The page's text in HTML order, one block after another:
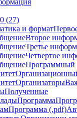
(27)
и формат
Второе
Третье
Четвертое
Программный
Организаторы
Полученные
Программа
Программа (.pdf)